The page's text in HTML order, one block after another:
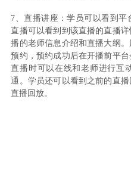
7、直播讲座：学员可以看到
直播可以看到到该直播的直播
播的老师信息介绍和直播大纲
预约，预约成功后在开播前平
直播时可以在线和老师进行互
通。学员还可以看到之前的直
直播回放。